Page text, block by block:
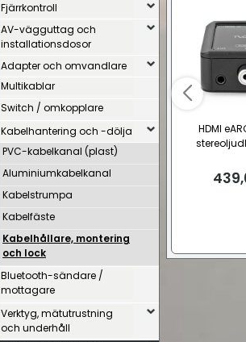
Fjärrkontroll
AV-vägguttag och
installationsdosor
Adapter och omvandlare
Multikablar
Switch / omkopplare
Kabelhantering och -dölja
PVC-kabelkanal (plast)
Aluminiumkabelkanal
Kabelstrumpa
Kabelfäste
Kabelhållare, montering
och lock
Bluetooth-sändare /
mottagare
Verktyg, mätutrustning
och underhåll
HDMI